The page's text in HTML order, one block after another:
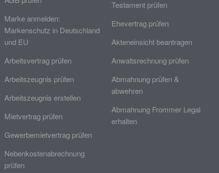
Marke anmelden:
Markenschutz in Deutschland
und EU
Arbeitsvertrag prüfen
Arbeitszeugnis prüfen
Arbeitszeugnis erstellen
Mietvertrag prüfen
Gewerbemietvertrag prüfen
Nebenkostenabrechnung
prüfen
Testament prüfen
Ehevertrag prüfen
Akteneinsicht beantragen
Anwaltsrechnung prüfen
Abmahnung prüfen &
abwehren
Abmahnung Frommer Legal
erhalten